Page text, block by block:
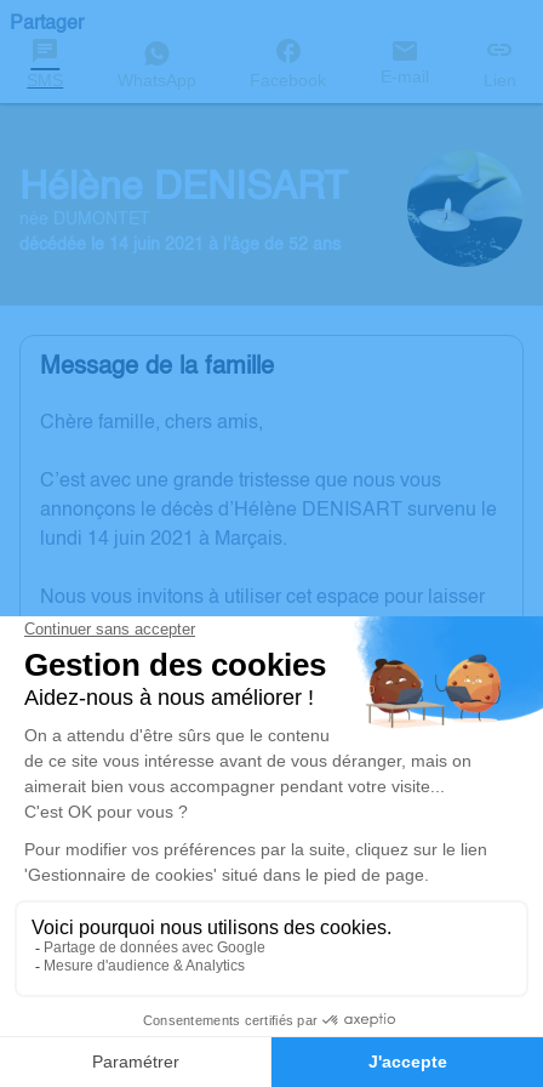
Faire-part Hommages
Partager
SMS WhatsApp Facebook E-mail Lien
Hélène DENISART
née DUMONTET
décédée le 14 juin 2021 à l'âge de 52 ans
Message de la famille
Chère famille, chers amis,
C’est avec une grande tristesse que nous vous
annonçons le décès d’Hélène DENISART survenu le
lundi 14 juin 2021 à Marçais.
Nous vous invitons à utiliser cet espace pour laisser
vos condoléances, partager des photos souvenirs,
une anecdote ou exprimer vos pensées à travers des
poèmes ou des textes. Cet endroit est un lieu
d'expression dédié à honorer la mémoire d’Hélène
DENISART.
Un service de plantation d’arbre hommage est
disponible ici.
Je rends hommage
Cérémonie civile
Cimetière de Marçais
18170 Marçais